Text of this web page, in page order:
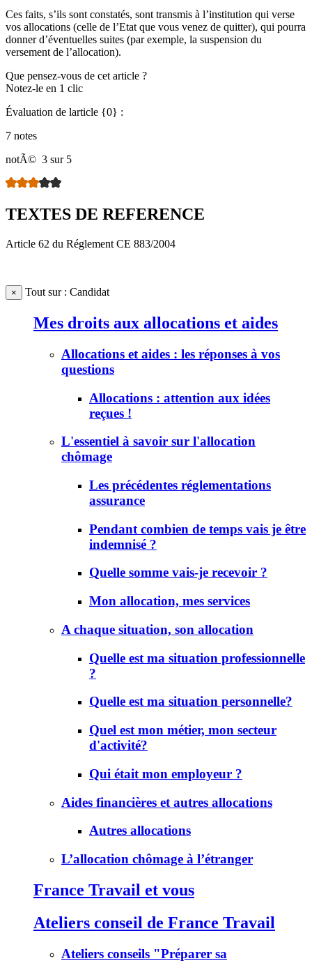
Ces faits, s’ils sont constatés, sont transmis à l’institution qui verse
vos allocations (celle de l’Etat que vous venez de quitter), qui pourra
donner d’éventuelles suites (par exemple, la suspension du
versement de l’allocation).
Que pensez-vous de cet article ?
Notez-le en 1 clic
Évaluation de larticle {0} :
7 notes
notÃ© 3 sur 5
TEXTES DE REFERENCE
Article 62 du Réglement CE 883/2004
× Tout sur : Candidat
Mes droits aux allocations et aides
Allocations et aides : les réponses à vos
questions
Allocations : attention aux idées
reçues !
L'essentiel à savoir sur l'allocation
chômage
Les précédentes réglementations
assurance
Pendant combien de temps vais je être
indemnisé ?
Quelle somme vais-je recevoir ?
Mon allocation, mes services
A chaque situation, son allocation
Quelle est ma situation professionnelle
?
Quelle est ma situation personnelle?
Quel est mon métier, mon secteur
d'activité?
Qui était mon employeur ?
Aides financières et autres allocations
Autres allocations
L’allocation chômage à l’étranger
France Travail et vous
Ateliers conseil de France Travail
Ateliers conseils "Préparer sa